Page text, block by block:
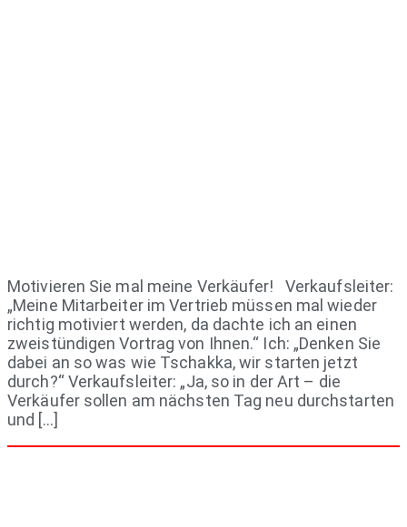
Motivieren Sie mal meine Verkäufer! Verkaufsleiter:
„Meine Mitarbeiter im Vertrieb müssen mal wieder
richtig motiviert werden, da dachte ich an einen
zweistündigen Vortrag von Ihnen.“ Ich: „Denken Sie
dabei an so was wie Tschakka, wir starten jetzt
durch?“ Verkaufsleiter: „Ja, so in der Art – die
Verkäufer sollen am nächsten Tag neu durchstarten
und […]